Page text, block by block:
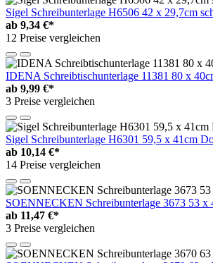
Sigel Schreibunterlage H6506 42 x 29,7cm
ab 9,34 €*
12 Preise vergleichen
IDENA Schreibtischunterlage 11381 80 x
ab 9,99 €*
3 Preise vergleichen
Sigel Schreibunterlage H6301 59,5 x 41cm
ab 10,14 €*
14 Preise vergleichen
SOENNECKEN Schreibunterlage 3673 53 x
ab 11,47 €*
3 Preise vergleichen